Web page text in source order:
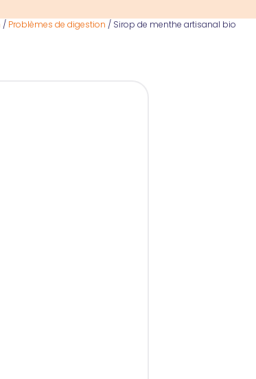
/ Problèmes de digestion / Sirop de menthe artisanal bio